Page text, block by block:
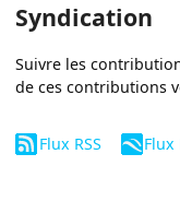
Syndication
Suivre les
de ces contributions
Flux RSS Flux